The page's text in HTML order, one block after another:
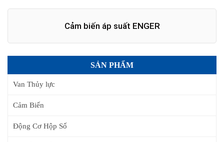
Cảm biến áp suất ENGER
SẢN PHẨM
Van Thủy lực
Cảm Biến
Động Cơ Hộp Số